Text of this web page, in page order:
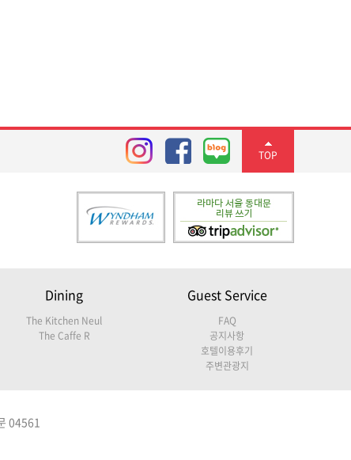
TOP
Dining
The Kitchen Neul
The Caffe R
Guest Service
FAQ
공지사항
호텔이용후기
주변관광지
04561